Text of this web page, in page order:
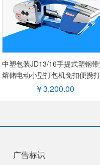
中塑包装JD13/16手提式塑钢
熔储电动小型打包机免扣便携
￥3,200.00
广告标识